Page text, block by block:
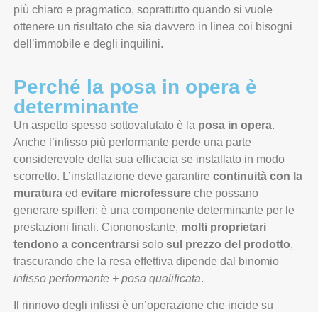
più chiaro e pragmatico, soprattutto quando si vuole
ottenere un risultato che sia davvero in linea coi bisogni
dell’immobile e degli inquilini.
Perché la posa in opera è
determinante
Un aspetto spesso sottovalutato è la posa in opera.
Anche l’infisso più performante perde una parte
considerevole della sua efficacia se installato in modo
scorretto. L’installazione deve garantire continuità con la
muraturaed evitare microfessureche possano
generare spifferi: è una componente determinante per le
prestazioni finali. Ciononostante, molti proprietari
tendono a concentrarsi solo sul prezzo del prodotto,
trascurando che la resa effettiva dipende dal binomio
infisso performante + posa qualificata.
Il rinnovo degli infissi è un’operazione che incide su